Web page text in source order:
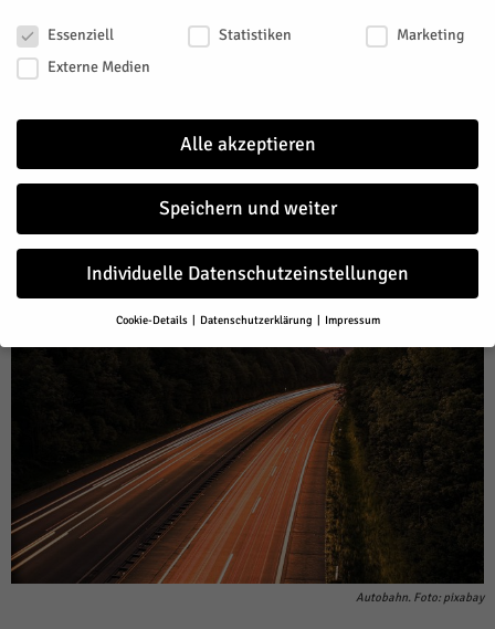
einen Neubau vorgesehene Haarbachtalbrücke muss daher
vorzeitig teilweise auf der Seite in Richtung Köln gesperrt
werden. Ob und unter welchen Umständen die Brückenhälfte
Wochen abgestimmt werden, teilt die Autobahn GmbH mit.
Autobahn. Foto: pixabay
Essenziell
Statistiken
Marketing
Externe Medien
Alle akzeptieren
Speichern und weiter
Individuelle Datenschutzeinstellungen
Cookie-Details Datenschutzerklärung Impressum
Datenschutzeinstellungen
Wenn Sie unter 16 Jahre alt sind und Ihre Zustimmung zu freiwilligen
Diensten geben möchten, müssen Sie Ihre Erziehungsberechtigten
Wir verwenden Cookies und andere Technologien auf unserer Website.
Einige von ihnen sind essenziell, während andere uns helfen, diese
Website und Ihre Erfahrung zu verbessern.Personenbezogene Daten
können verarbeitet werden (z. B. IP-Adressen), z. B. für personalisierte
Anzeigen und Inhalte oder Anzeigen- und Inhaltsmessung.
Weitere
Informationen über die Verwendung Ihrer Daten finden Sie in unserer
Datenschutzerklärung.
Hier finden Sie eine Übersicht über alle verwendeten Cookies. Sie